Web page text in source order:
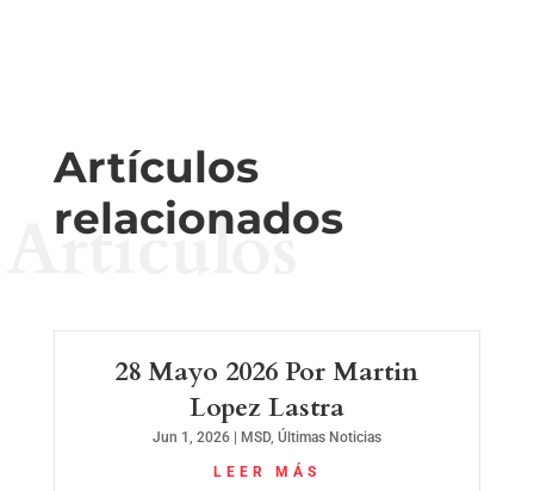
Artículos
relacionados
Artículos
28 Mayo 2026 Por Martin
Lopez Lastra
Jun 1, 2026| MSD, Últimas Noticias
LEER MÁS